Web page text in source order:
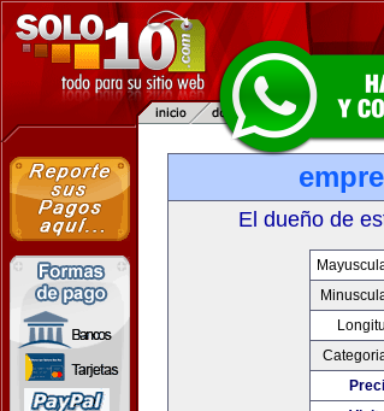
El dueño de